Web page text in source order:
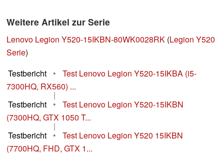
Weitere Artikel zur Serie
Lenovo Legion Y520-15IKBN-80WK0028RK (Legion Y520
Serie)
Testbericht
•
Test Lenovo Legion Y520-15IKBA (i5-
7300HQ, RX560) ...
|
Testbericht
•
Test Lenovo Legion Y520-15IKBN
(7300HQ, GTX 1050 T...
|
Testbericht
•
Test Lenovo Legion Y520 15IKBN
(7700HQ, FHD, GTX 1...